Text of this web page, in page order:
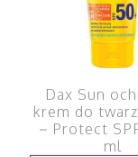
Dax Sun
krem do
– Protect
ml